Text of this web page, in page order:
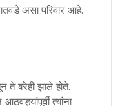
असा परिवार आहे.
ते बरेही झाले होते.
त्यांना